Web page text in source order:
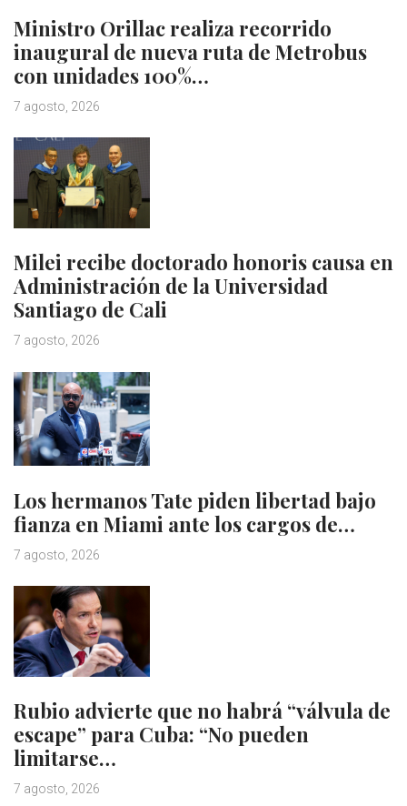
Ministro Orillac realiza recorrido
inaugural de nueva ruta de Metrobus
con unidades 100%…
7 agosto, 2026
Milei recibe doctorado honoris causa en
Administración de la Universidad
Santiago de Cali
7 agosto, 2026
Los hermanos Tate piden libertad bajo
fianza en Miami ante los cargos de…
7 agosto, 2026
Rubio advierte que no habrá “válvula de
escape” para Cuba: “No pueden
limitarse…
7 agosto, 2026